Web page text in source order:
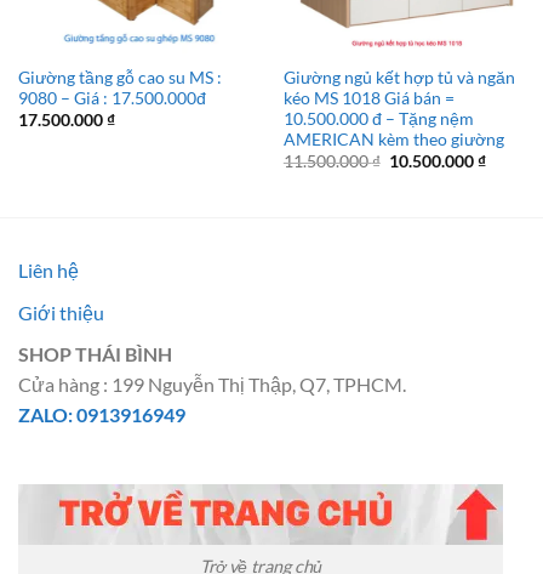
Giường tầng gỗ cao su MS :
9080 – Giá : 17.500.000đ
17.500.000₫
Giường ngủ kết hợp tủ và ngăn
kéo MS 1018 Giá bán =
10.500.000 đ – Tặng nệm
AMERICAN kèm theo giường
11.500.000₫ Giá
10.500.000₫Giá
Liên hệ
Giới thiệu
SHOP THÁI BÌNH
Cửa hàng : 199 Nguyễn Thị Thập, Q7, TPHCM.
ZALO: 0913916949
Trở về trang chủ